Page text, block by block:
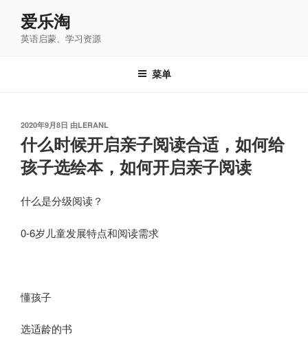
爱乐淘
英语启蒙、学习资源
菜单
发
布
于
2020年9月8日 由LERANL
什么时候开启亲子阅读合适，如何给
孩子选绘本，如何开启亲子阅读
​什么是分级阅读？
0-6岁儿童发展特点和阅读需求
懂孩子
选适龄的书